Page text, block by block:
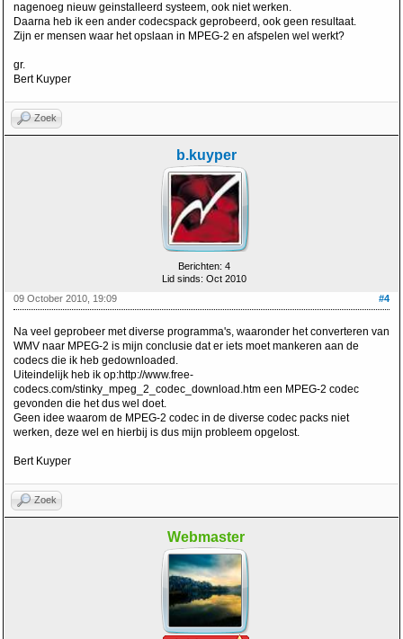
nagenoeg nieuw geinstalleerd systeem, ook niet werken.
Daarna heb ik een ander codecspack geprobeerd, ook geen resultaat.
Zijn er mensen waar het opslaan in MPEG-2 en afspelen wel werkt?
gr.
Bert Kuyper
Zoek
b.kuyper
Berichten: 4
Lid sinds: Oct 2010
#4
09 October 2010, 19:09
Na veel geprobeer met diverse programma's, waaronder het converteren van
WMV naar MPEG-2 is mijn conclusie dat er iets moet mankeren aan de
codecs die ik heb gedownloaded.
Uiteindelijk heb ik op:http://www.free-
codecs.com/stinky_mpeg_2_codec_download.htm een MPEG-2 codec
gevonden die het dus wel doet.
Geen idee waarom de MPEG-2 codec in de diverse codec packs niet
werken, deze wel en hierbij is dus mijn probleem opgelost.
Bert Kuyper
Zoek
Webmaster